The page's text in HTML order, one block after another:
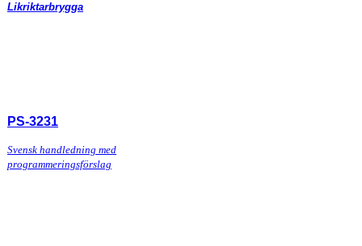
Likriktarbrygga
PS-3231
Svensk handledning med
programmeringsförslag